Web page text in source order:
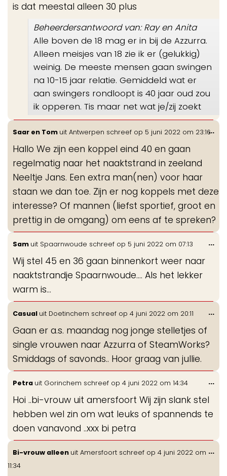
is dat meestal alleen 30 plus
Beheerdersantwoord van: Ray en Anita
Alle boven de 18 mag er in bij de Azzurra.
Alleen meisjes van 18 zie ik er (gelukkig)
weinig. De meeste mensen gaan swingen
na 10-15 jaar relatie. Gemiddeld wat er
aan swingers rondloopt is 40 jaar oud zou
ik opperen. Tis maar net wat je/zij zoekt
Saar en Tom uit Antwerpen schreef op 5 juni 2022 om 23:16
Hallo We zijn een koppel eind 40 en gaan
regelmatig naar het naaktstrand in zeeland
Neeltje Jans. Een extra man(nen) voor haar
staan we dan toe. Zijn er nog koppels met deze
interesse? Of mannen (liefst sportief, groot en
prettig in de omgang) om eens af te spreken?
...
Sam uit Spaarnwoude schreef op 5 juni 2022 om 07:13
Wij stel 45 en 36 gaan binnenkort weer naar
naaktstrandje Spaarnwoude…. Als het lekker
warm is…
...
Casual uit Doetinchem schreef op 4 juni 2022 om 20:11
Gaan er a.s. maandag nog jonge stelletjes of
single vrouwen naar Azzurra of SteamWorks?
Smiddags of savonds.. Hoor graag van jullie.
...
Petra uit Gorinchem schreef op 4 juni 2022 om 14:34
Hoi ..bi-vrouw uit amersfoort Wij zijn slank stel
hebben wel zin om wat leuks of spannends te
doen vanavond ..xxx bi petra
...
Bi-vrouw alleen uit Amersfoort schreef op 4 juni 2022 om
11:34
...